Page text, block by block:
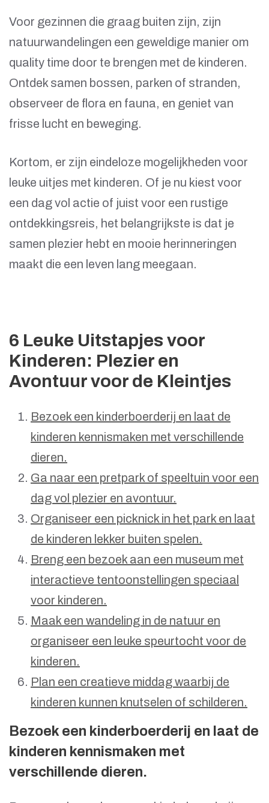
Voor gezinnen die graag buiten zijn, zijn
natuurwandelingen een geweldige manier om
quality time door te brengen met de kinderen.
Ontdek samen bossen, parken of stranden,
observeer de flora en fauna, en geniet van
frisse lucht en beweging.
Kortom, er zijn eindeloze mogelijkheden voor
leuke uitjes met kinderen. Of je nu kiest voor
een dag vol actie of juist voor een rustige
ontdekkingsreis, het belangrijkste is dat je
samen plezier hebt en mooie herinneringen
maakt die een leven lang meegaan.
6 Leuke Uitstapjes voor
Kinderen: Plezier en
Avontuur voor de Kleintjes
Bezoek een kinderboerderij en laat de
kinderen kennismaken met verschillende
dieren.
Ga naar een pretpark of speeltuin voor een
dag vol plezier en avontuur.
Organiseer een picknick in het park en laat
de kinderen lekker buiten spelen.
Breng een bezoek aan een museum met
interactieve tentoonstellingen speciaal
voor kinderen.
Maak een wandeling in de natuur en
organiseer een leuke speurtocht voor de
kinderen.
Plan een creatieve middag waarbij de
kinderen kunnen knutselen of schilderen.
Bezoek een kinderboerderij en laat de
kinderen kennismaken met
verschillende dieren.